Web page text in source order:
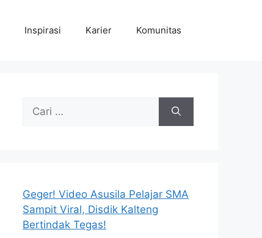
Inspirasi Karier Komunitas
Cari
Geger! Video Asusila Pelajar SMA
Sampit Viral, Disdik Kalteng
Bertindak Tegas!